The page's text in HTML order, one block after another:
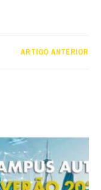
ARTIGO ANTERIOR